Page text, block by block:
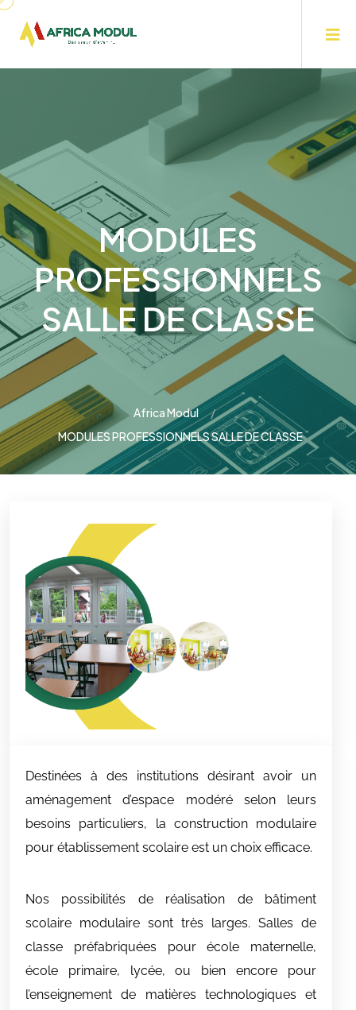
MODULES
PROFESSIONNELS
SALLE DE CLASSE
Africa Modul
MODULES PROFESSIONNELS SALLE DE CLASSE
Destinées à des institutions désirant avoir un
aménagement d’espace modéré selon leurs
besoins particuliers, la construction modulaire
pour établissement scolaire est un choix efficace.
Nos possibilités de réalisation de bâtiment
scolaire modulaire sont très larges. Salles de
classe préfabriquées pour école maternelle,
école primaire, lycée, ou bien encore pour
l’enseignement de matières technologiques et